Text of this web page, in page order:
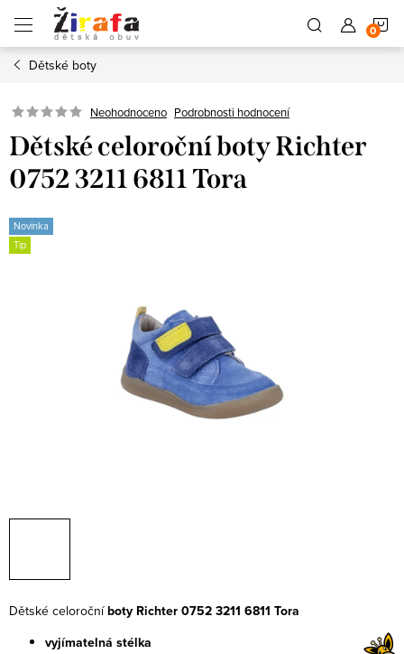
obsah
Dětské boty
Neohodnoceno Podrobnosti hodnocení
Dětské celoroční boty Richter
0752 3211 6811 Tora
Novinka
Tip
Dětské celoročníboty Richter 0752 3211 6811 Tora
vyjímatelná stélka